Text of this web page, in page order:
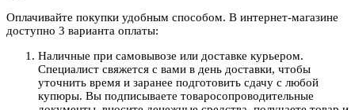
Оплачивайте покупки удобным способом. В интернет-магазине
доступно 3 варианта оплаты:
Наличные при самовывозе или доставке курьером.
Специалист свяжется с вами в день доставки, чтобы
уточнить время и заранее подготовить сдачу с любой
купюры. Вы подписываете товаросопроводительные